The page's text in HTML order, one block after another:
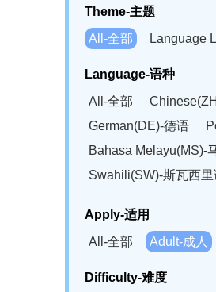
Theme-主题
All-全部
Language
Language-语种
All-全部
German(DE)-德语
Bahasa Melayu(MS)-
Swahili(SW)-斯瓦西里
Apply-适用
All-全部
Adult-成人
Difficulty-难度